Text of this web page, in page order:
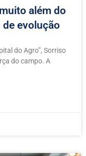
além do
evolução
do Agro”, Sorriso
do campo. A